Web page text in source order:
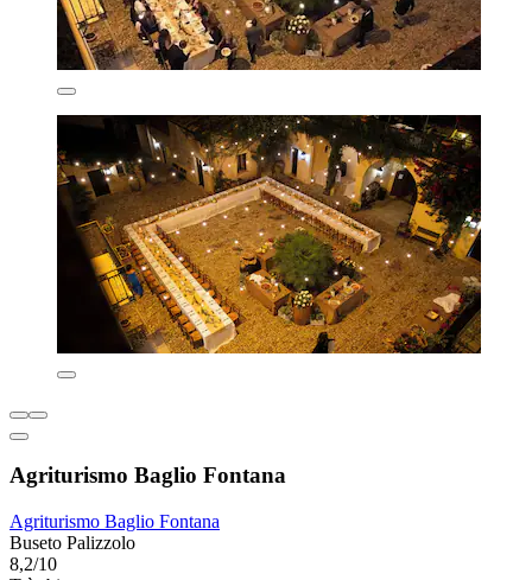
Agriturismo Baglio Fontana
Agriturismo Baglio Fontana
Buseto Palizzolo
8,2/10